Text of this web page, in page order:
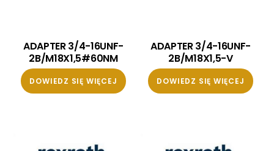
ADAPTER 3/4-16UNF-
2B/M18X1,5#60NM
DOWIEDZ SIĘ WIĘCEJ
ADAPTER 3/4-16UNF-
2B/M18X1,5-V
DOWIEDZ SIĘ WIĘCEJ